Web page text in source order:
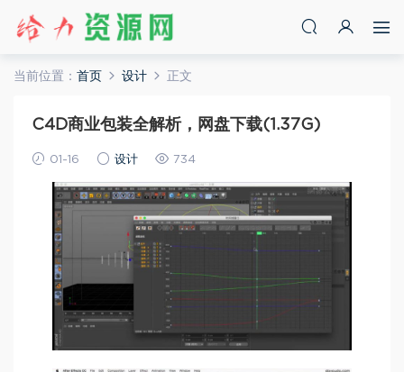
当前位置： 首页 设计 正文
C4D商业包装全解析，网盘下载(1.37G)
01-16 设计 734